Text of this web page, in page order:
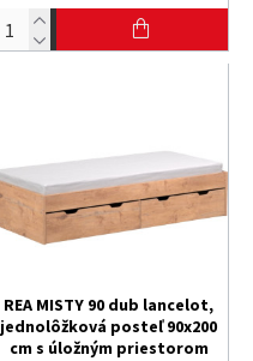
REA MISTY 90 dub lancelot,
jednolôžková posteľ 90x200
cm s úložným priestorom